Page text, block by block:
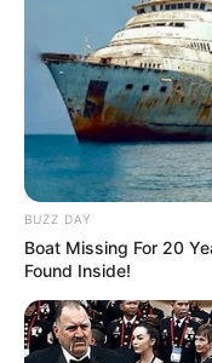
BUZZ DAY
Boat Missing For 20
Found Inside!